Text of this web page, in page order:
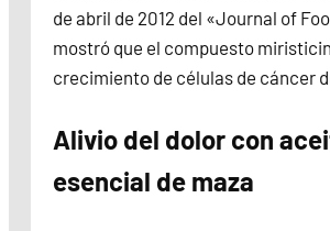
de abril de 2012 del «Journal of
mostró que el compuesto
crecimiento de células de cáncer
Alivio del dolor con
esencial de maza